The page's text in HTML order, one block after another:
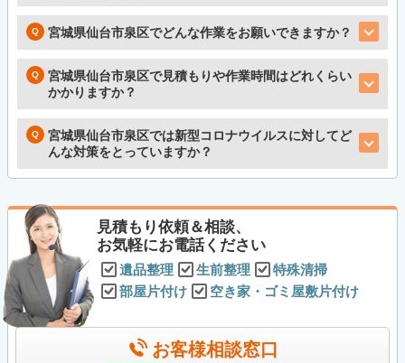
宮城県仙台市泉区でどんな作業をお願いできますか？
宮城県仙台市泉区で見積もりや作業時間はどれくらい
かかりますか？
宮城県仙台市泉区では新型コロナウイルスに対してど
んな対策をとっていますか？
見積もり依頼＆相談、
お気軽にお電話ください
遺品整理 生前整理
特殊清掃
部屋片付け
空き家・ゴミ屋敷片付け
お客様相談窓口